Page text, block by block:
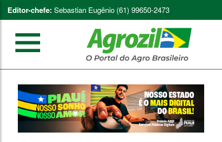
Editor-chefe: Sebastian Eugênio (61) 99650-2473